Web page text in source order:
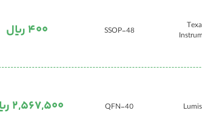
SSOP-48 400 ریال
40-QFN 2,567,500 ریال